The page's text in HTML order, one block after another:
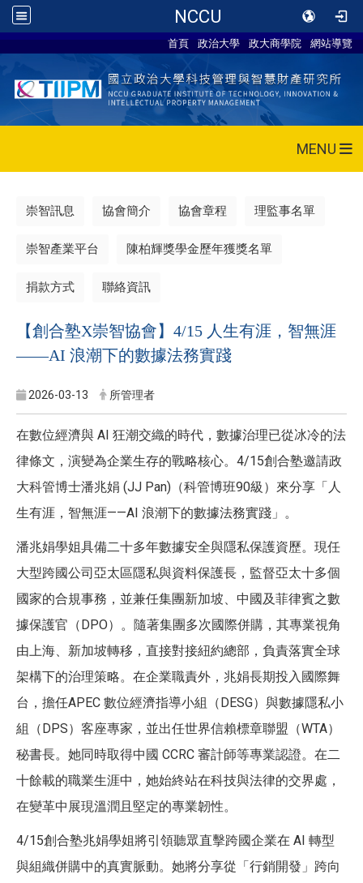
NCCU
首頁 政治大學 政大商學院 網站導覽
MENU
崇智訊息 協會簡介 協會章程 理監事名單
崇智產業平台 陳柏輝獎學金歷年獲獎名單
捐款方式 聯絡資訊
【創合塾X崇智協會】4/15 人生有涯，智無涯
——AI 浪潮下的數據法務實踐
2026-03-13 所管理者
在數位經濟與 AI 狂潮交織的時代，數據治理已從冰冷的法
律條文，演變為企業生存的戰略核心。4/15創合塾邀請政
大科管博士潘兆娟 (JJ Pan)（科管博班90級）來分享「人
生有涯，智無涯——AI 浪潮下的數據法務實踐」。
潘兆娟學姐具備二十多年數據安全與隱私保護資歷。現任
大型跨國公司亞太區隱私與資料保護長，監督亞太十多個
國家的合規事務，並兼任集團新加坡、中國及菲律賓之數
據保護官（DPO）。隨著集團多次國際併購，其專業視角
由上海、新加坡轉移，直接對接紐約總部，負責落實全球
架構下的治理策略。在企業職責外，兆娟長期投入國際舞
台，擔任APEC 數位經濟指導小組（DESG）與數據隱私小
組（DPS）客座專家，並出任世界信賴標章聯盟（WTA）
秘書長。她同時取得中國 CCRC 審計師等專業認證。在二
十餘載的職業生涯中，她始終站在科技與法律的交界處，
在變革中展現溫潤且堅定的專業韌性。
4/15創合塾兆娟學姐將引領聽眾直擊跨國企業在 AI 轉型
與組織併購中的真實脈動。她將分享從「行銷開發」跨向